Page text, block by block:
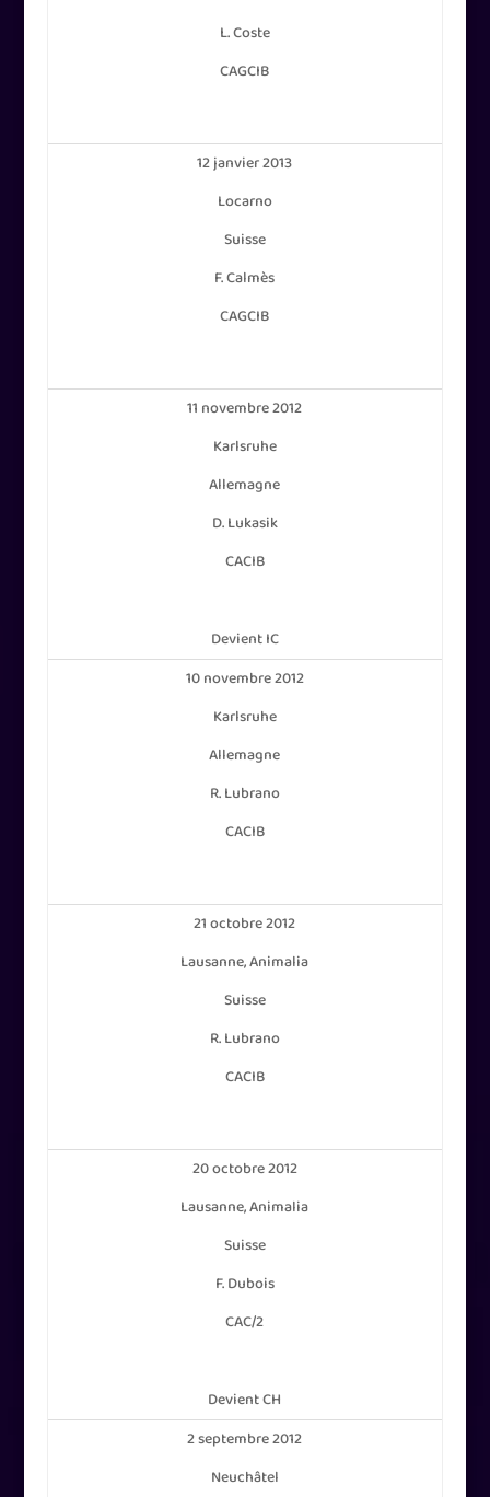
L. Coste
CAGCIB
12 janvier 2013
Locarno
Suisse
F. Calmès
CAGCIB
11 novembre 2012
Karlsruhe
Allemagne
D. Lukasik
CACIB
Devient IC
10 novembre 2012
Karlsruhe
Allemagne
R. Lubrano
CACIB
21 octobre 2012
Lausanne, Animalia
Suisse
R. Lubrano
CACIB
20 octobre 2012
Lausanne, Animalia
Suisse
F. Dubois
CAC/2
Devient CH
2 septembre 2012
Neuchâtel